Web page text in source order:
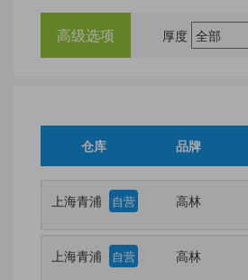
三威
建瓯福人
高级选项 厚度
仓库 品牌
上海青浦 自营 高林
上海青浦 自营 高林